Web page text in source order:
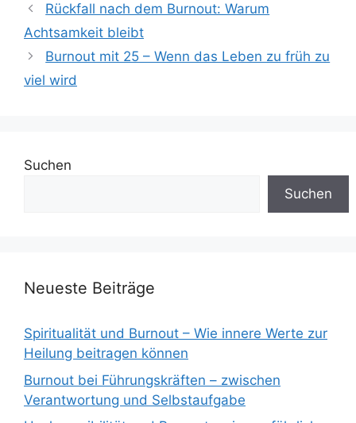
Rückfall nach dem Burnout: Warum
Achtsamkeit bleibt
Burnout mit 25 – Wenn das Leben zu früh zu
viel wird
Suchen
Suchen
Neueste Beiträge
Spiritualität und Burnout – Wie innere Werte zur
Heilung beitragen können
Burnout bei Führungskräften – zwischen
Verantwortung und Selbstaufgabe